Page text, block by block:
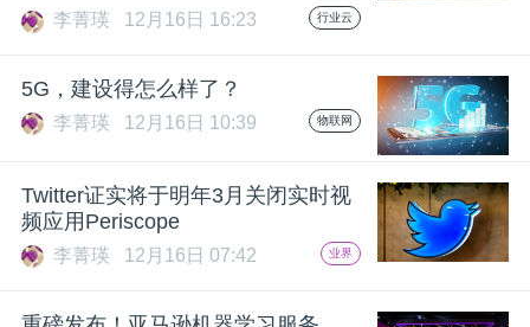
李菁瑛 12月16日 16:23 行业云
5G，建设得怎么样了？
李菁瑛 12月16日 10:39 物联网
Twitter证实将于明年3月关闭实时视
频应用Periscope
李菁瑛 12月16日 07:42 业界